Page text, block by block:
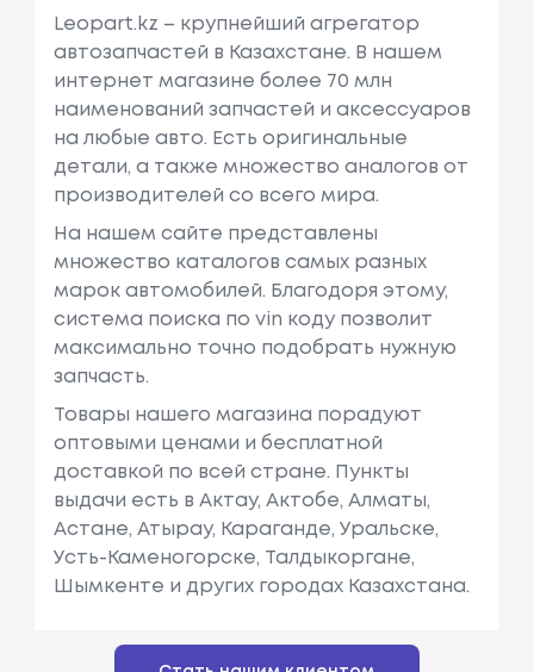
Leopart.kz – крупнейший агрегатор
автозапчастей в Казахстане. В нашем
интернет магазине более 70 млн
наименований запчастей и аксессуаров
на любые авто. Есть оригинальные
детали, а также множество аналогов от
производителей со всего мира.
На нашем сайте представлены
множество каталогов самых разных
марок автомобилей. Благодоря этому,
система поиска по vin коду позволит
максимально точно подобрать нужную
запчасть.
Товары нашего магазина порадуют
оптовыми ценами и бесплатной
доставкой по всей стране. Пункты
выдачи есть в Актау, Актобе, Алматы,
Астане, Атырау, Караганде, Уральске,
Усть-Каменогорске, Талдыкоргане,
Шымкенте и других городах Казахстана.